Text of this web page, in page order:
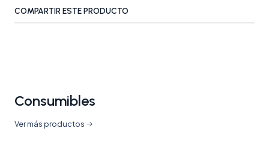
COMPARTIR ESTE PRODUCTO
Consumibles
Ver más productos